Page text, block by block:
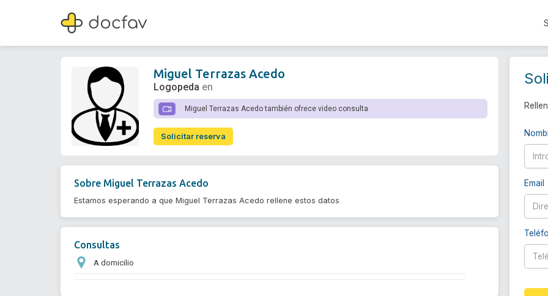
Miguel Terrazas Acedo
Logopeda
Miguel Terrazas Acedo
Logopeda en
Miguel Terrazas Acedo también ofrece video consulta
Solicitar reserva
Sobre Miguel Terrazas Acedo
Estamos esperando a que Miguel Terrazas Acedo rellene estos datos
Consultas
A domicilio
Email